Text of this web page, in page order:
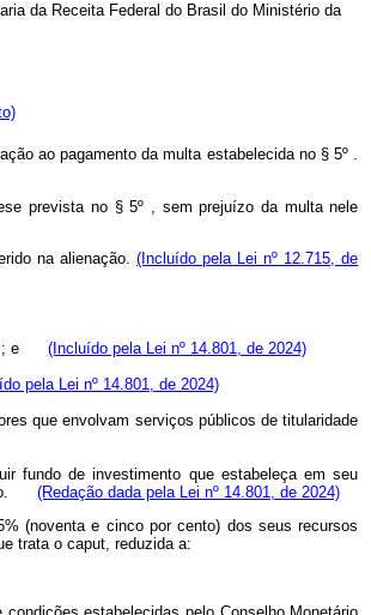
da Receita Federal do Brasil do Ministério da
ao pagamento da multa estabelecida no § 5º .
prevista no § 5º , sem prejuízo da multa nele
na alienação.(Incluído pela Lei nº 12.715, de
e (Incluído pela Lei nº 14.801, de 2024)
pela Lei nº 14.801, de 2024)
que envolvam serviços públicos de titularidade
fundo de investimento que estabeleça em seu
(Redação dada pela Lei nº 14.801, de 2024)
(noventa e cinco por cento) dos seus recursos
trata o caput, reduzida a: